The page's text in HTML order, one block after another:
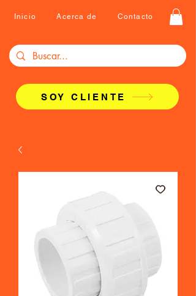
Inicio Acerca de Contacto
SOY CLIENTE